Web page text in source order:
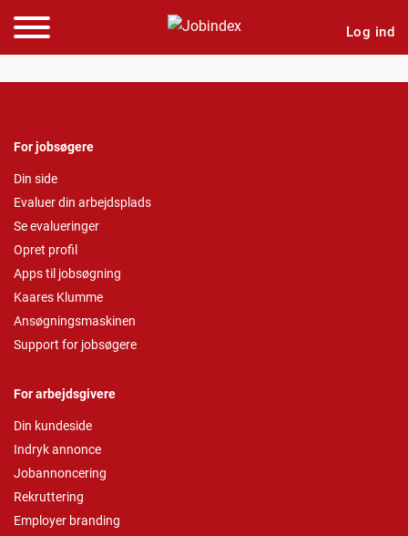
Log ind
For jobsøgere
Din side
Evaluer din arbejdsplads
Se evalueringer
Opret profil
Apps til jobsøgning
Kaares Klumme
Ansøgningsmaskinen
Support for jobsøgere
For arbejdsgivere
Din kundeside
Indryk annonce
Jobannoncering
Rekruttering
Employer branding